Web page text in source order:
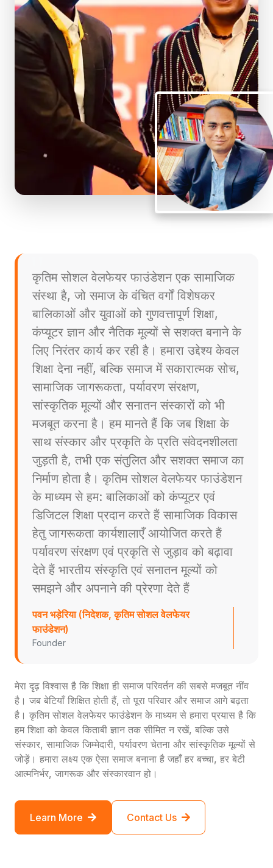
कृतिम सोशल वेलफेयर फाउंडेशन एक सामाजिक
संस्था है, जो समाज के वंचित वर्गों विशेषकर
बालिकाओं और युवाओं को गुणवत्तापूर्ण शिक्षा,
कंप्यूटर ज्ञान और नैतिक मूल्यों से सशक्त बनाने के
लिए निरंतर कार्य कर रही है। हमारा उद्देश्य केवल
शिक्षा देना नहीं, बल्कि समाज में सकारात्मक सोच,
सामाजिक जागरूकता, पर्यावरण संरक्षण,
सांस्कृतिक मूल्यों और सनातन संस्कारों को भी
मजबूत करना है। हम मानते हैं कि जब शिक्षा के
साथ संस्कार और प्रकृति के प्रति संवेदनशीलता
जुड़ती है, तभी एक संतुलित और सशक्त समाज का
निर्माण होता है। कृतिम सोशल वेलफेयर फाउंडेशन
के माध्यम से हम: बालिकाओं को कंप्यूटर एवं
डिजिटल शिक्षा प्रदान करते हैं सामाजिक विकास
हेतु जागरूकता कार्यशालाएँ आयोजित करते हैं
पर्यावरण संरक्षण एवं प्रकृति से जुड़ाव को बढ़ावा
देते हैं भारतीय संस्कृति एवं सनातन मूल्यों को
समझने और अपनाने की प्रेरणा देते हैं
पवन भड़ेरिया (निदेशक, कृतिम सोशल वेलफेयर
फाउंडेशन)
Founder
मेरा दृढ़ विश्वास है कि शिक्षा ही समाज परिवर्तन की सबसे मजबूत नींव
है। जब बेटियाँ शिक्षित होती हैं, तो पूरा परिवार और समाज आगे बढ़ता
है। कृतिम सोशल वेलफेयर फाउंडेशन के माध्यम से हमारा प्रयास है कि
हम शिक्षा को केवल किताबी ज्ञान तक सीमित न रखें, बल्कि उसे
संस्कार, सामाजिक जिम्मेदारी, पर्यावरण चेतना और सांस्कृतिक मूल्यों से
जोड़ें। हमारा लक्ष्य एक ऐसा समाज बनाना है जहाँ हर बच्चा, हर बेटी
आत्मनिर्भर, जागरूक और संस्कारवान हो।
Learn More Contact Us